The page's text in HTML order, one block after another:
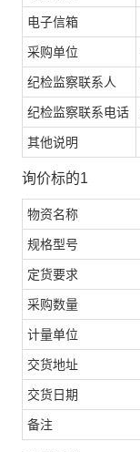
电子信箱
采购单位
纪检监察联系人
纪检监察联系电话
其他说明
询价标的1
物资名称
规格型号
定货要求
采购数量
计量单位
交货地址
交货日期
备注